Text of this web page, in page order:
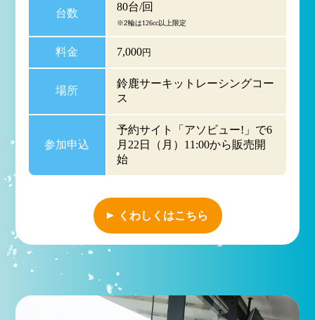
台数
80台/回
※2輪は126cc以上限定
料金 7,000円
場所
鈴鹿サーキットレーシングコー
ス
参加申込
予約サイト「アソビュー!」で6
月22日（月）11:00から販売開
始
くわしくはこちら